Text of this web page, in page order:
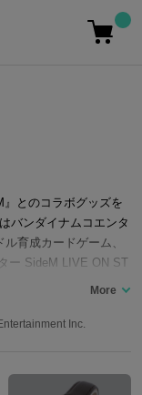
とのコラボグッズを
バンダイナムコエンタ
育成カードゲーム、
ー SideM LIVE ON ST
ロダクション」のプ
を収録したCDも発
ズをはじめ、バッグ
Inc.